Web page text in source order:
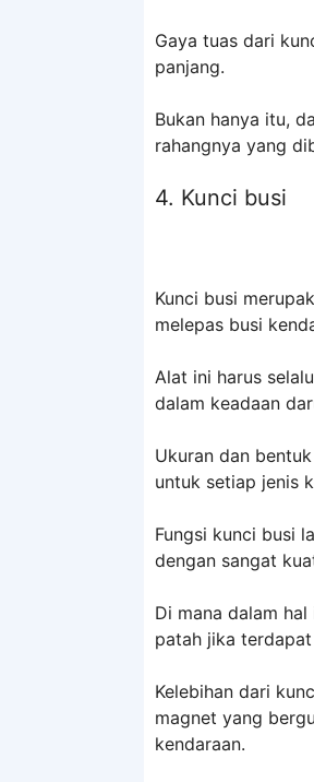
Gaya tuas dari
panjang.
Bukan hanya itu,
rahangnya yang
4. Kunci busi
Kunci busi
melepas busi
Alat ini harus
dalam keadaan
Ukuran dan
untuk setiap jenis
Fungsi kunci busi
dengan sangat
Di mana dalam
patah jika
Kelebihan dari
magnet yang
kendaraan.